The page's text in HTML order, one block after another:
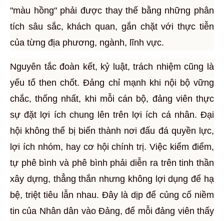
"màu hồng" phải được thay thế bằng những phân
tích sâu sắc, khách quan, gắn chặt với thực tiễn
của từng địa phương, ngành, lĩnh vực.
Nguyên tắc đoàn kết, kỷ luật, trách nhiệm cũng là
yếu tố then chốt. Đảng chỉ mạnh khi nội bộ vững
chắc, thống nhất, khi mỗi cán bộ, đảng viên thực
sự đặt lợi ích chung lên trên lợi ích cá nhân. Đại
hội không thể bị biến thành nơi đấu đá quyền lực,
lợi ích nhóm, hay cơ hội chính trị. Việc kiểm điểm,
tự phê bình và phê bình phải diễn ra trên tinh thần
xây dựng, thẳng thắn nhưng không lợi dụng để hạ
bệ, triệt tiêu lẫn nhau. Đây là dịp để củng cố niềm
tin của Nhân dân vào Đảng, để mỗi đảng viên thấy